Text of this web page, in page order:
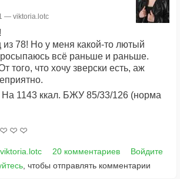
— viktoria.lotc
78! Но у меня какой-то лютый
всё раньше и раньше.
того, что хочу зверски есть, аж
На 1143 ккал. БЖУ 85/33/126 (норма
20 комментариев
Войдите
, чтобы отправлять комментарии